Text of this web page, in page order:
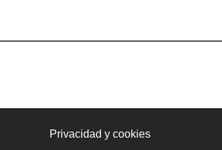
Privacidad y cookies